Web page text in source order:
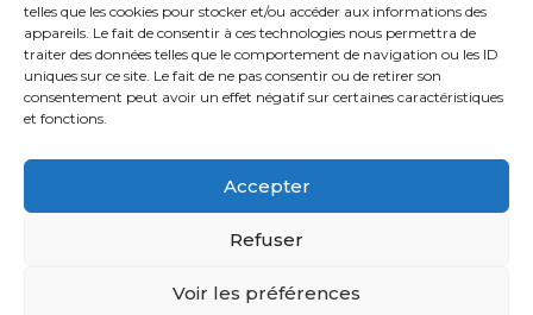
telles que les cookies pour stocker et/ou accéder aux informations des
appareils. Le fait de consentir à ces technologies nous permettra de
traiter des données telles que le comportement de navigation ou les ID
uniques sur ce site. Le fait de ne pas consentir ou de retirer son
consentement peut avoir un effet négatif sur certaines caractéristiques
et fonctions.
Accepter
Refuser
Voir les préférences
Caroline de Vibraye